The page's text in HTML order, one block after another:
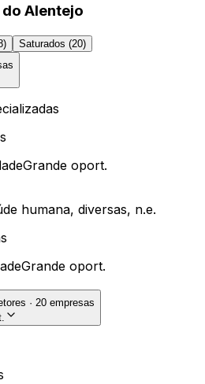
Alentejo
) Saturados (20)
Grande oport.
humana, diversas, n.e.
Grande oport.
· 20 empresas